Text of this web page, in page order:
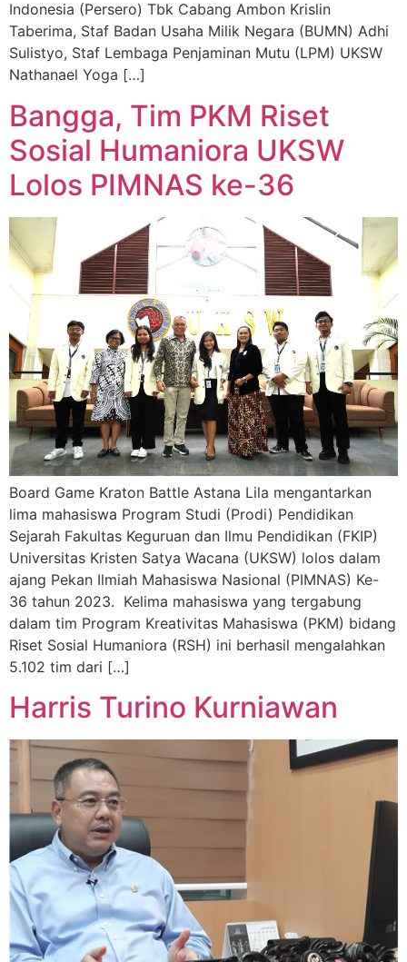
Indonesia (Persero) Tbk Cabang Ambon Krislin
Taberima, Staf Badan Usaha Milik Negara (BUMN) Adhi
Sulistyo, Staf Lembaga Penjaminan Mutu (LPM) UKSW
Nathanael Yoga […]
Bangga, Tim PKM Riset
Sosial Humaniora UKSW
Lolos PIMNAS ke-36
Board Game Kraton Battle Astana Lila mengantarkan
lima mahasiswa Program Studi (Prodi) Pendidikan
Sejarah Fakultas Keguruan dan Ilmu Pendidikan (FKIP)
Universitas Kristen Satya Wacana (UKSW) lolos dalam
ajang Pekan Ilmiah Mahasiswa Nasional (PIMNAS) Ke-
36 tahun 2023. Kelima mahasiswa yang tergabung
dalam tim Program Kreativitas Mahasiswa (PKM) bidang
Riset Sosial Humaniora (RSH) ini berhasil mengalahkan
5.102 tim dari […]
Harris Turino Kurniawan